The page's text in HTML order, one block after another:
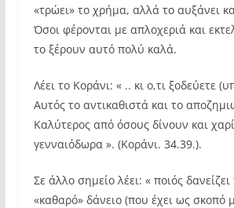
«τρώει» το χρήμα, αλλά το αυξάνει
Όσοι φέρονται με απλοχεριά και
το ξέρουν αυτό πολύ καλά.
Λέει το Κοράνι: « .. κι ο,τι ξοδεύετε
Αυτός το αντικαθιστά και το
Καλύτερος από όσους δίνουν και
γενναιόδωρα ». (Κοράνι. 34.39.).
Σε άλλο σημείο λέει: « ποιός
«καθαρό» δάνειο (που έχει ως σκοπό